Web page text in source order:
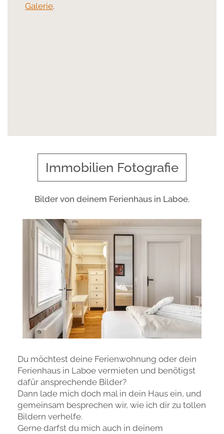
Galerie.
Immobilien Fotografie
Bilder von deinem Ferienhaus in Laboe.
Du möchtest deine Ferienwohnung oder dein
Ferienhaus in Laboe vermieten und benötigst
dafür ansprechende Bilder?
Dann lade mich doch mal in dein Haus ein, und
gemeinsam besprechen wir, wie ich dir zu tollen
Bildern verhelfe.
Gerne darfst du mich auch in deinem